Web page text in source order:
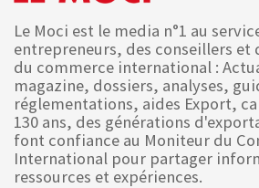
Le Moci est le media n°1 au
entrepreneurs, des conseillers et
du commerce international :
magazine, dossiers, analyses,
réglementations, aides Export,
130 ans, des générations
font confiance au Moniteur du
International pour partager
ressources et expériences.